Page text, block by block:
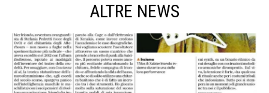
ALTRE NEWS